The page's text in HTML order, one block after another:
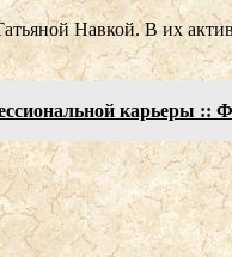
Навкой. В их
карьеры ::